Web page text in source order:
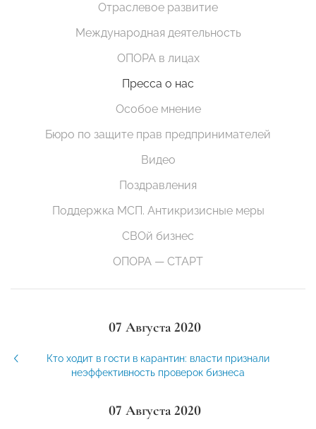
Отраслевое развитие
Международная деятельность
ОПОРА в лицах
Пресса о нас
Особое мнение
Бюро по защите прав предпринимателей
Видео
Поздравления
Поддержка МСП. Антикризисные меры
СВОй бизнес
ОПОРА — СТАРТ
07 Августа 2020
Кто ходит в гости в карантин: власти признали
неэффективность проверок бизнеса
07 Августа 2020